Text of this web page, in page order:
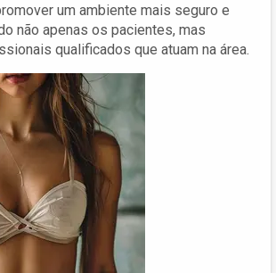
um ambiente mais seguro e
não apenas os pacientes, mas
qualificados que atuam na área.